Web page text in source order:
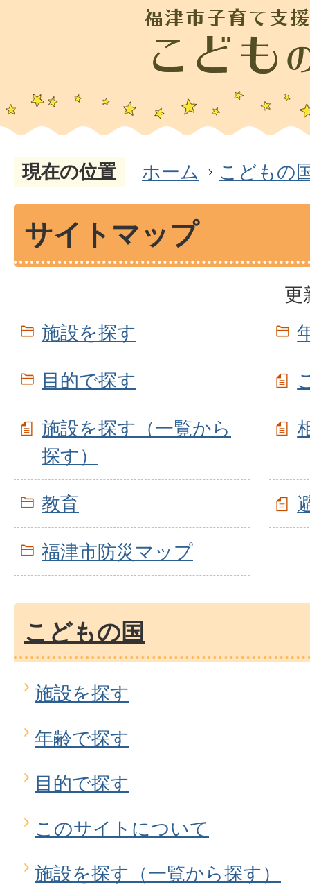
現在の位置 ホーム こどもの
サイトマップ
更
施設を探す
目的で探す
施設を探す（一覧から
探す）
教育
福津市防災マップ
こどもの国
施設を探す
年齢で探す
目的で探す
このサイトについて
施設を探す（一覧から探す）